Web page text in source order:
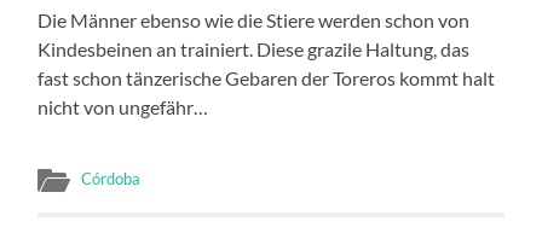
Die Männer ebenso wie die Stiere werden schon von
Kindesbeinen an trainiert. Diese grazile Haltung, das
fast schon tänzerische Gebaren der Toreros kommt halt
nicht von ungefähr…
Córdoba